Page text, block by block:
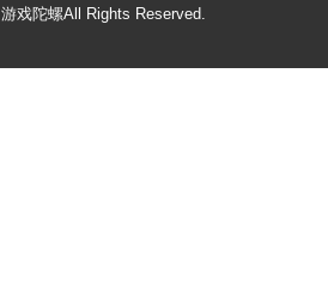
游戏陀螺All Rights Reserved.